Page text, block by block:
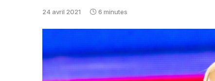
24 avril 2021 6 minutes